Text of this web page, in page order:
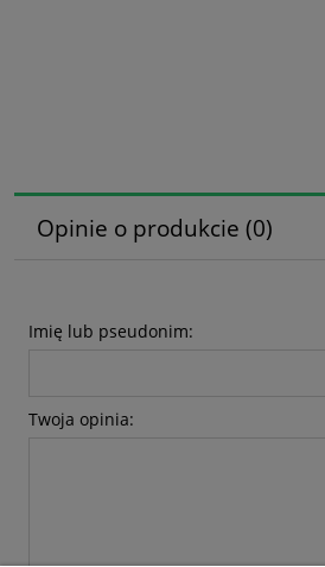
Opinie o produkcie (0)
Imię lub pseudonim:
Twoja opinia: